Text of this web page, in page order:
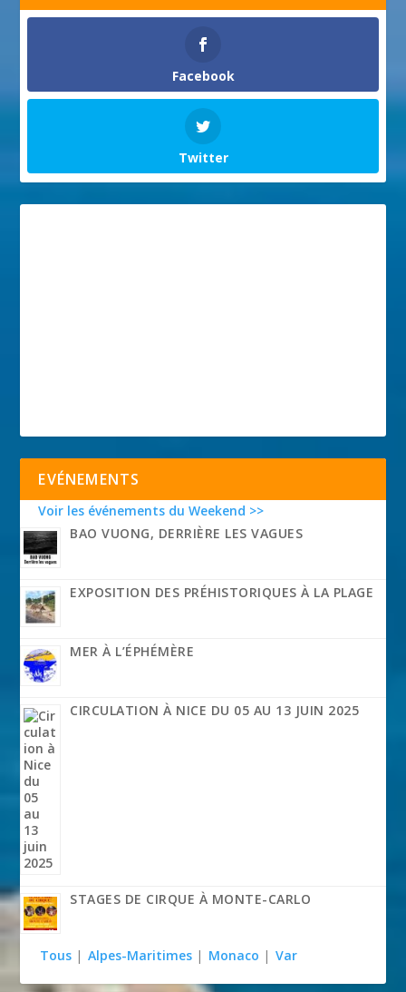
Facebook
Twitter
EVÉNEMENTS
Voir les événements du Weekend >>
BAO VUONG, DERRIÈRE LES VAGUES
EXPOSITION DES PRÉHISTORIQUES À LA PLAGE
MER À L’ÉPHÉMÈRE
CIRCULATION À NICE DU 05 AU 13 JUIN 2025
STAGES DE CIRQUE À MONTE-CARLO
Tous | Alpes-Maritimes | Monaco | Var